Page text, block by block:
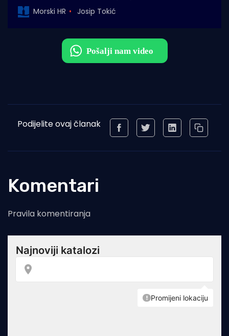
Morski HR Josip Tokić
Podijelite ovaj članak
Komentari
Pravila komentiranja